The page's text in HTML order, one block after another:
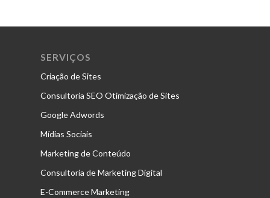
SERVIÇOS
Criação de Sites
Consultoria SEO Otimização de Sites
Google Adwords
Mídias Sociais
Marketing de Conteúdo
Consultoria de Marketing Digital
E-Commerce Marketing